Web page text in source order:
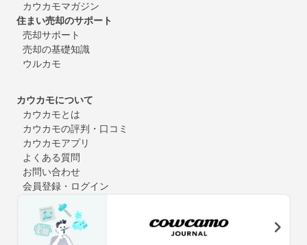
カウカモマガジン
住まい売却のサポート
売却サポート
売却の基礎知識
ウルカモ
カウカモについて
カウカモとは
カウカモの評判・口コミ
カウカモアプリ
よくある質問
お問い合わせ
会員登録・ログイン